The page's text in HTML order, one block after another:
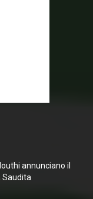
annunciano il
Saudita